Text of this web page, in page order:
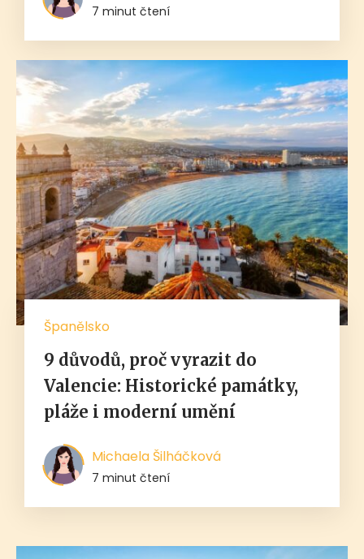
7 minut čtení
Španělsko
9 důvodů, proč vyrazit do
Valencie: Historické památky,
pláže i moderní umění
Michaela Šilháčková
7 minut čtení